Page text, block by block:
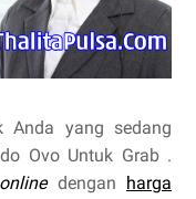
Anda yang sedang
Ovo Untuk Grab .
dengan harga